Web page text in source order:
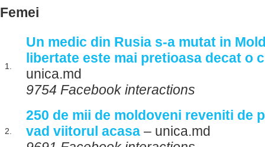
Femei
1.
Un medic din Rusia s-a mutat in
libertate este mai pretioasa decat o
unica.md
9754 Facebook interactions
2.
250 de mii de moldoveni reveniti de
vad viitorul acasa – unica.md